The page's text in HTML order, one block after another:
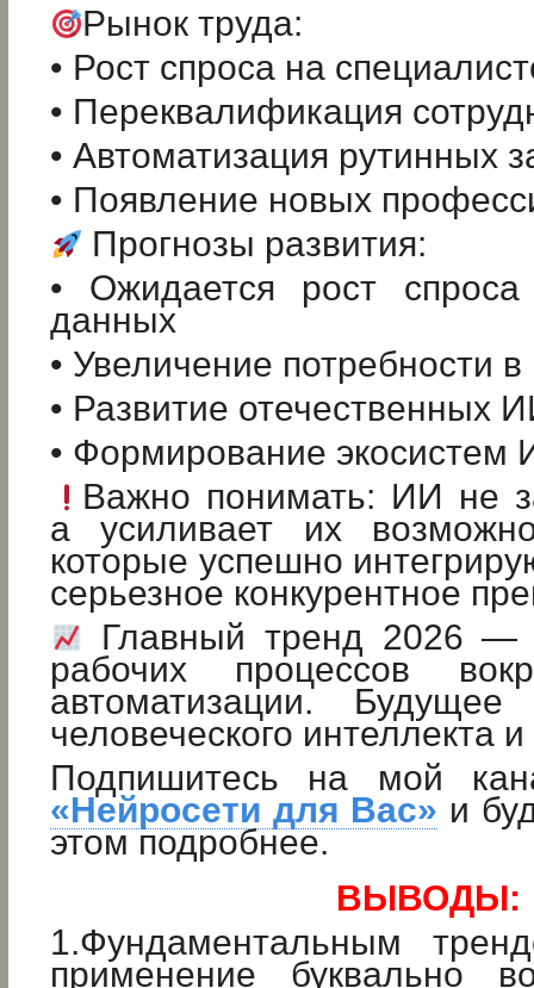
Рынок труда:
• Рост спроса на
• Переквалификация
• Автоматизация рутинных
• Появление новых
Прогнозы развития:
• Ожидается рост
данных
• Увеличение потребности
• Развитие отечественных
• Формирование
Важно понимать: ИИ не
а усиливает их
которые успешно
серьезное конкурентное
Главный тренд 2026 —
рабочих процессов
автоматизации.
человеческого интеллекта
Подпишитесь на мой
«Нейросети для Вас» и
этом подробнее.
ВЫВОДЫ:
1.Фундаментальным
применение буквально